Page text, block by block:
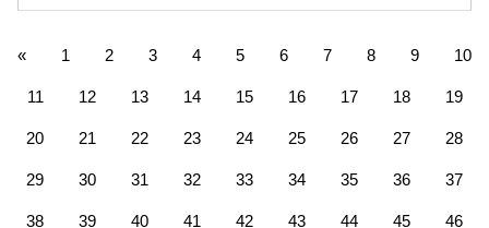
« 1 2 3 4 5 6 7 8 9 10
11 12 13 14 15 16 17 18 19
20 21 22 23 24 25 26 27 28
29 30 31 32 33 34 35 36 37
38 39 40 41 42 43 44 45 46